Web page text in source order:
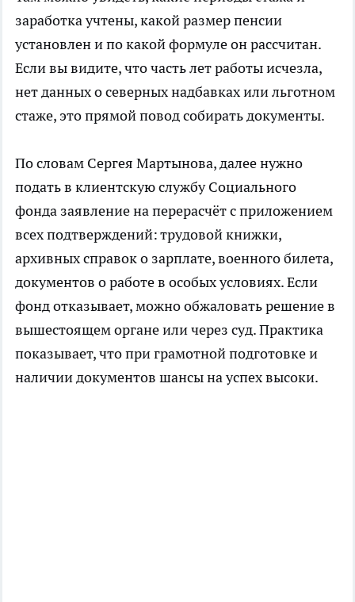
заработка учтены, какой размер пенсии
установлен и по какой формуле он рассчитан.
Если вы видите, что часть лет работы исчезла,
нет данных о северных надбавках или льготном
стаже, это прямой повод собирать документы.
По словам Сергея Мартынова, далее нужно
подать в клиентскую службу Социального
фонда заявление на перерасчёт с приложением
всех подтверждений: трудовой книжки,
архивных справок о зарплате, военного билета,
документов о работе в особых условиях. Если
фонд отказывает, можно обжаловать решение в
вышестоящем органе или через суд. Практика
показывает, что при грамотной подготовке и
наличии документов шансы на успех высоки.